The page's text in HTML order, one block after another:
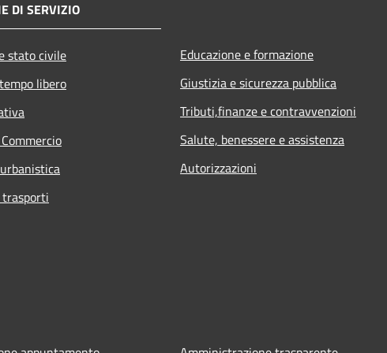
DI SERVIZIO
stato civile
libero
Educazione e formazione
Giustizia e sicurezza pubblica
Tributi,finanze e contravvenzioni
Salute, benessere e assistenza
Autorizzazioni